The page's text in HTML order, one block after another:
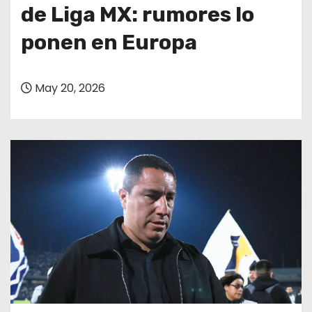
de Liga MX: rumores lo
ponen en Europa
May 20, 2026